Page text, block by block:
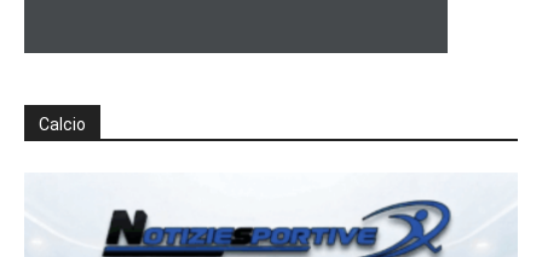
Calcio